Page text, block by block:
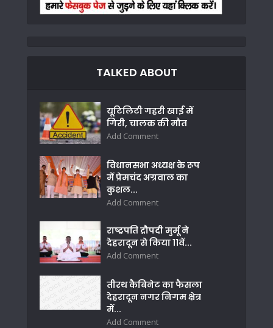
TALKED ABOUT
यूटिलिटी गहरी खाई में
गिरी, चालक की मौत
Add Comment
विधानसभा अध्यक्ष के रूप
में प्रेमचंद अग्रवाल का
कुशल...
Add Comment
राष्ट्रपति द्रौपदी मुर्मू ने
देहरादून से किया 11वें...
Add Comment
तीरथ कैबिनेट का फैसला
देहरादून नगर निगम क्षेत्र
में...
Add Comment